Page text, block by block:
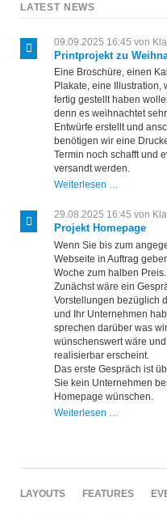
LATEST NEWS
09.09.2025 16:45 von
Printprojekt zu
Eine Broschüre, einen
Plakate, eine Illustration,
fertig gestellt haben
denn es weihnachtet
Entwürfe erstellt und
benötigen wir eine
Termin noch schafft und
versandt werden.
Weiterlesen …
29.08.2025 16:45 von
Projekt Homepage
Wenn Sie bis zum
Webseite in Auftrag
Woche zum halben Preis.
Zunächst wäre ein
Vorstellungen bezüglich
und Ihr Unternehmen
sprechen darüber was
wünschenswert wäre
realisierbar erscheint.
Das erste Gespräch ist
Sie kein Unternehmen
Homepage wünschen.
Weiterlesen …
NAVIGATION
LAYOUTS FEATURES